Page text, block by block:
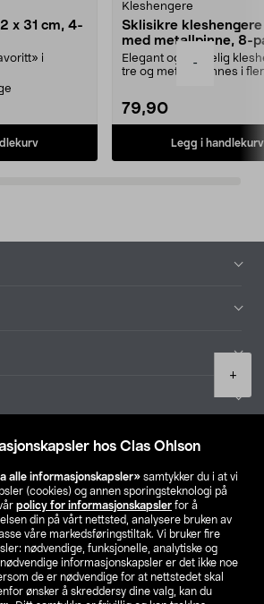
hos Clas Ohlson
alle informasjonskapsler» samtykker du i at vi
(cookies) og annen sporingsteknologi på
policy for informasjonskapsler for å
din på vårt nettsted, analysere bruken av
våre markedsføringstiltak. Vi bruker fire
nødvendige, funksjonelle, analytiske og
informasjonskapsler er det ikke noe
de er nødvendige for at nettstedet skal
ønsker å skreddersy dine valg, kan du
-
+
x 31 cm, 4-
i
Kleshengere
Sklisikre
med metallpinne, 8-
Elegant og skikkelig
tre og metall – finnes i
79,90
Legg i handlekurv
Finn din butikk
SE NO FI